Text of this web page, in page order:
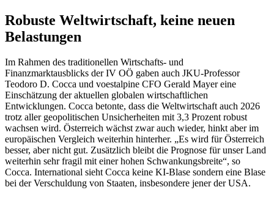
Robuste Weltwirtschaft, keine neuen
Belastungen
Im Rahmen des traditionellen Wirtschafts- und
Finanzmarktausblicks der IV OÖ gaben auch JKU-Professor
Teodoro D. Cocca und voestalpine CFO Gerald Mayer eine
Einschätzung der aktuellen globalen wirtschaftlichen
Entwicklungen. Cocca betonte, dass die Weltwirtschaft auch 2026
trotz aller geopolitischen Unsicherheiten mit 3,3 Prozent robust
wachsen wird. Österreich wächst zwar auch wieder, hinkt aber im
europäischen Vergleich weiterhin hinterher. „Es wird für Österreich
besser, aber nicht gut. Zusätzlich bleibt die Prognose für unser Land
weiterhin sehr fragil mit einer hohen Schwankungsbreite“, so
Cocca. International sieht Cocca keine KI-Blase sondern eine Blase
bei der Verschuldung von Staaten, insbesondere jener der USA.